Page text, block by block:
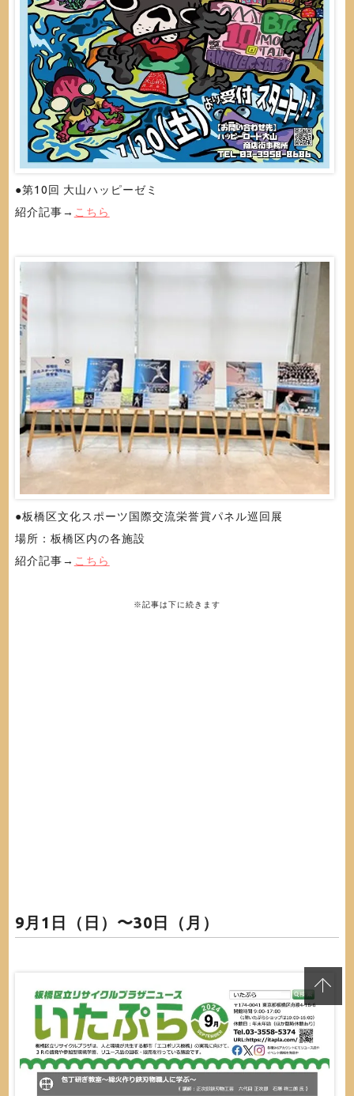
●第10回 大山ハッピーゼミ
紹介記事→ こちら
●板橋区文化スポーツ国際交流栄誉賞パネル巡回展
場所：板橋区内の各施設
紹介記事→ こちら
※記事は下に続きます
9月1日（日）〜30日（月）